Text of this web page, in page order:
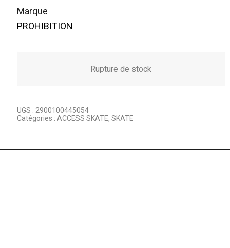
marque
PROHIBITION
Rupture de stock
UGS : 2900100445054
Catégories :ACCESS SKATE,SKATE